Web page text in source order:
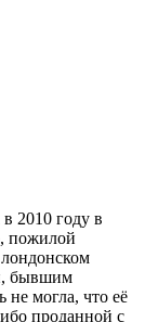
2010 году в
пожилой
бывшим
могла, что её
проданной с